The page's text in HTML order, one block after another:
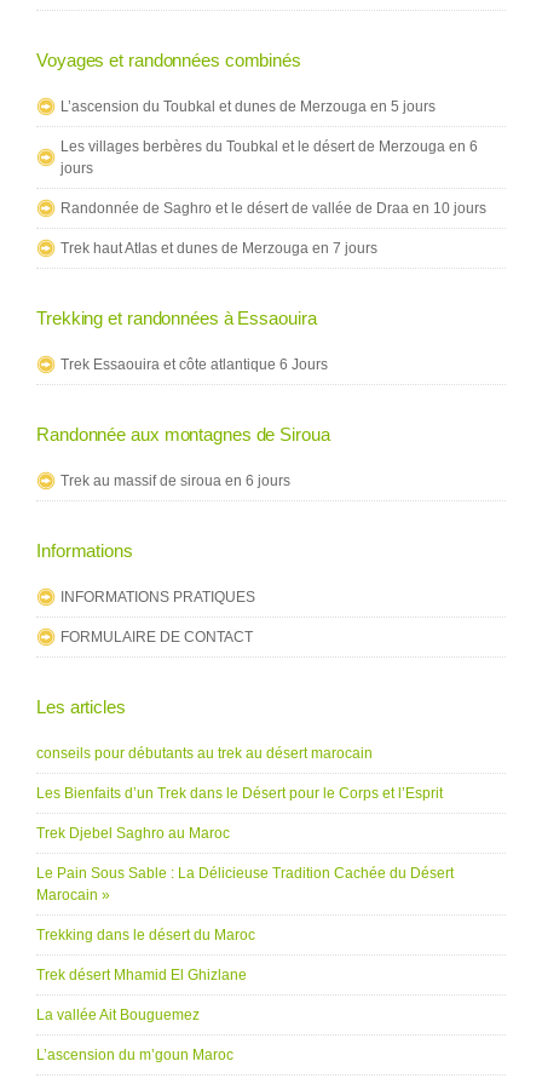
Voyages et randonnées combinés
L’ascension du Toubkal et dunes de Merzouga en 5 jours
Les villages berbères du Toubkal et le désert de Merzouga en 6
jours
Randonnée de Saghro et le désert de vallée de Draa en 10 jours
Trek haut Atlas et dunes de Merzouga en 7 jours
Trekking et randonnées à Essaouira
Trek Essaouira et côte atlantique 6 Jours
Randonnée aux montagnes de Siroua
Trek au massif de siroua en 6 jours
Informations
INFORMATIONS PRATIQUES
FORMULAIRE DE CONTACT
Les articles
conseils pour débutants au trek au désert marocain
Les Bienfaits d’un Trek dans le Désert pour le Corps et l’Esprit
Trek Djebel Saghro au Maroc
Le Pain Sous Sable : La Délicieuse Tradition Cachée du Désert
Marocain »
Trekking dans le désert du Maroc
Trek désert Mhamid El Ghizlane
La vallée Ait Bouguemez
L’ascension du m’goun Maroc